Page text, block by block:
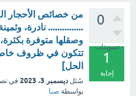
0
تصويتات
1
إجابة
من خصائص الأحجار
............... نادرة،
وصقلها متوفرة
تتكون في ظروف
الحل]
سُئل ديسمبر 3، 2023 في
بواسطة صبا